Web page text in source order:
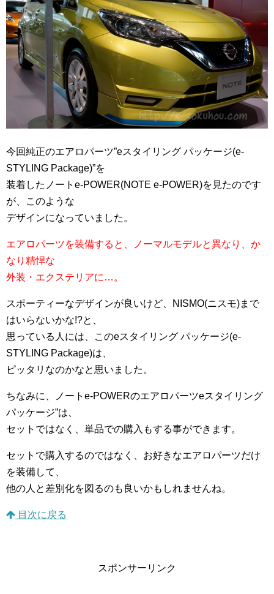
今回純正のエアロパーツ”eスタイリング パッケージ(e-
STYLING Package)”を
装着したノートe-POWER(NOTE e-POWER)を見たのです
が、このような
デザインになっていました。
エアロパーツを装備すると、ノーマルモデルと異なり、か
なり精悍な
外装・エクステリアに…。
スポーティーなデザインが良いけど、NISMO(ニスモ)まで
はいらないかな!?と、
思っている人には、このeスタイリング パッケージ(e-
STYLING Package)は、
ピッタリなのかなと思いました。
ちなみに、ノートe-POWERのエアロパーツeスタイリング
パッケージ”は、
セットではなく、単品での購入もする事ができます。
セットで購入するのではなく、お好きなエアロパーツだけ
を装備して、
他の人と差別化を図るのも良いかもしれませんね。
目次に戻る
スポンサーリンク